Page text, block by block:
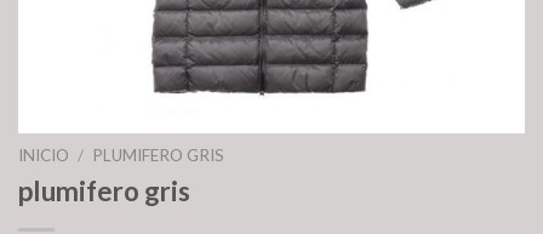
INICIO / PLUMIFERO GRIS
plumifero gris